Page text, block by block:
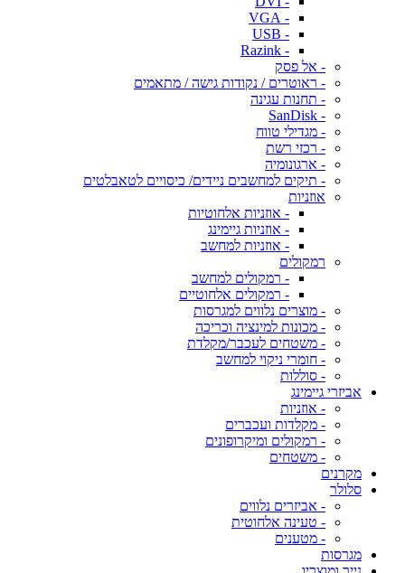
- VGA
- USB
- Razink
- אל פסק
- ראוטרים / נקודות גישה / מתאמים
- תחנות עגינה
- SanDisk
- מגדילי טווח
- רכזי רשת
- ארגונומיה
- תיקים למחשבים ניידים/ כיסויים לטאבלטים
אוזניות
- אוזניות אלחוטיות
- אוזניות גיימינג
- אוזניות למחשב
רמקולים
- רמקולים למחשב
- רמקולים אלחוטיים
- מוצרים נלווים למגרסות
- מכונות למינציה וכריכה
- משטחים לעכבר/מקלדת
- חומרי ניקוי למחשב
- סוללות
אביזרי גיימינג
- אוזניות
- מקלדות ועכברים
- רמקולים ומיקרופונים
- משטחים
מקרנים
סלולר
- אביזרים נלווים
- טעינה אלחוטית
- מטענים
מגרסות